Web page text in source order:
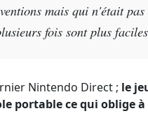
mais qui n'était
fois sont plus
Nintendo Direct ; le
portable ce qui oblige